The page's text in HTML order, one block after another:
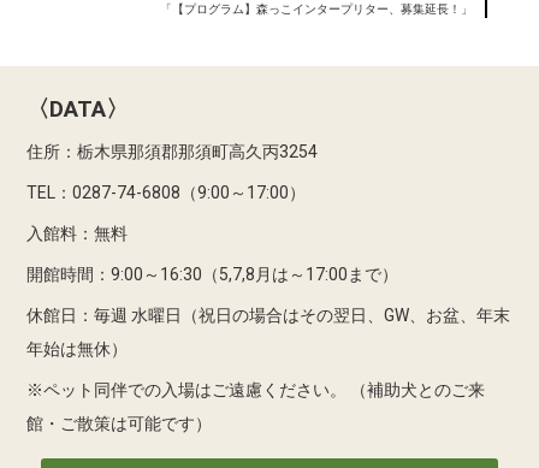
「【プログラム】森っこインタープリター、募集延長！」
〈DATA〉
住所：栃木県那須郡那須町高久丙3254
TEL：0287-74-6808（9:00～17:00）
入館料：無料
開館時間：9:00～16:30（5,7,8月は～17:00まで）
休館日：毎週 水曜日（祝日の場合はその翌日、GW、お盆、年末
年始は無休）
※ペット同伴での入場はご遠慮ください。
（補助犬とのご来
館・ご散策は可能です）